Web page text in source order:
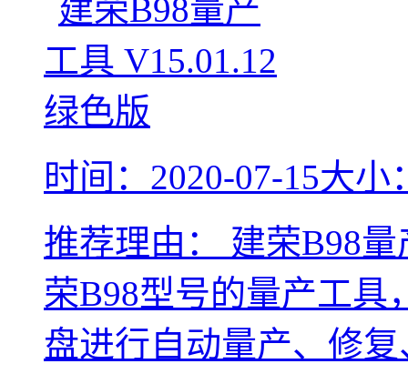
时间：2020-07-15大小
推荐理由：
建荣B98
荣B98型号的量产工具
盘进行自动量产、修